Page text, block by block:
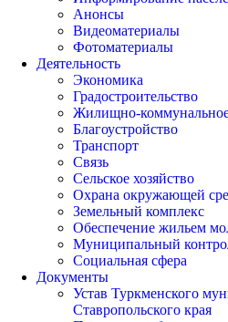
Анонсы
Видеоматериалы
Фотоматериалы
Деятельность
Экономика
Градостроительство
Жилищно-коммунальное
Благоустройство
Транспорт
Связь
Сельское хозяйство
Охрана окружающей
Земельный комплекс
Обеспечение жильем
Муниципальный
Социальная сфера
Документы
Устав Туркменского
Ставропольского края